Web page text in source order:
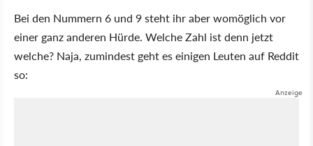
Bei den Nummern 6 und 9 steht ihr aber womöglich vor
einer ganz anderen Hürde. Welche Zahl ist denn jetzt
welche? Naja, zumindest geht es einigen Leuten auf Reddit
so: